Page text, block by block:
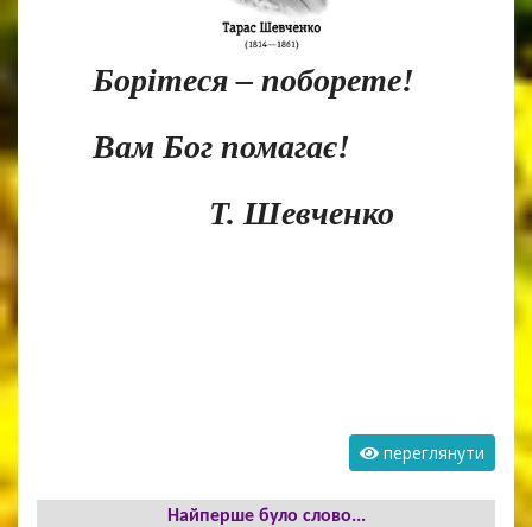
Борітеся – поборете!
Вам Бог помагає!
Т. Шевченко
переглянути
Найперше було слово...